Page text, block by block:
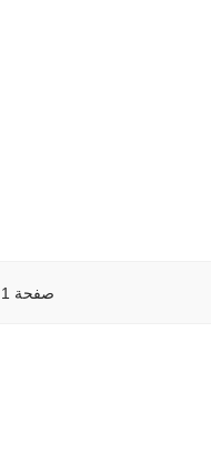
صفحة 1 من 3